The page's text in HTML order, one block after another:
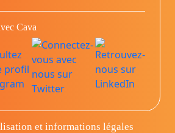
Cava
et informations légales